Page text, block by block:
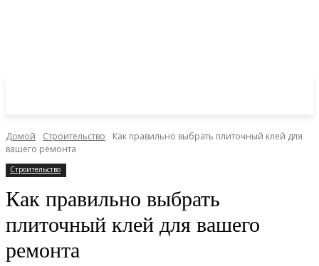
Домой Строительство
Как правильно выбрать плиточный клей для
вашего ремонта
Строительство
Как правильно выбрать
плиточный клей для вашего
ремонта